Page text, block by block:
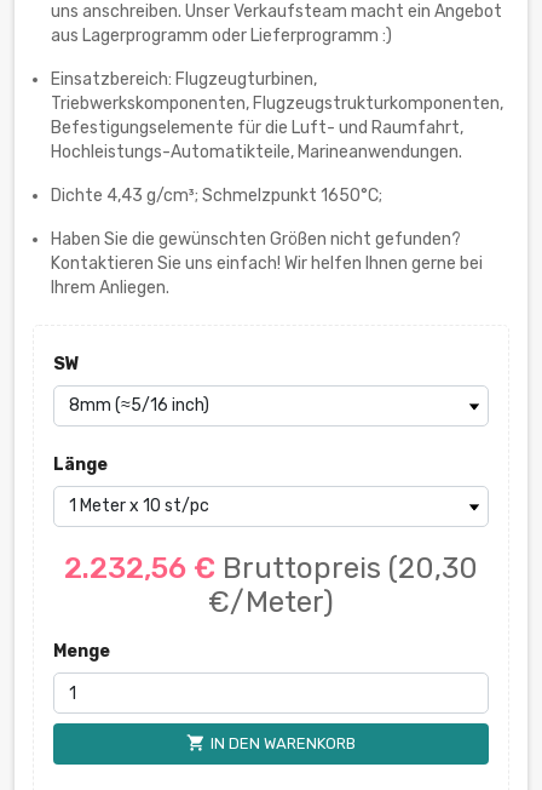
uns anschreiben. Unser Verkaufsteam macht ein Angebot
aus Lagerprogramm oder Lieferprogramm :)
Einsatzbereich: Flugzeugturbinen,
Triebwerkskomponenten, Flugzeugstrukturkomponenten,
Befestigungselemente für die Luft- und Raumfahrt,
Hochleistungs-Automatikteile, Marineanwendungen.
Dichte 4,43 g/cm³; Schmelzpunkt 1650°C;
Haben Sie die gewünschten Größen nicht gefunden?
Kontaktieren Sie uns einfach! Wir helfen Ihnen gerne bei
Ihrem Anliegen.
SW
Länge
2.232,56 € Bruttopreis (20,30
€/Meter)
Menge
shopping_cart IN DEN WARENKORB